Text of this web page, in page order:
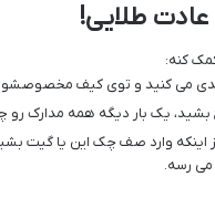
طلایی!
کنه:
می کنید و توی کیف
بشید، یک بار دیگه همه مدارک رو
اینکه وارد صف چک این یا گیت
می رسه.